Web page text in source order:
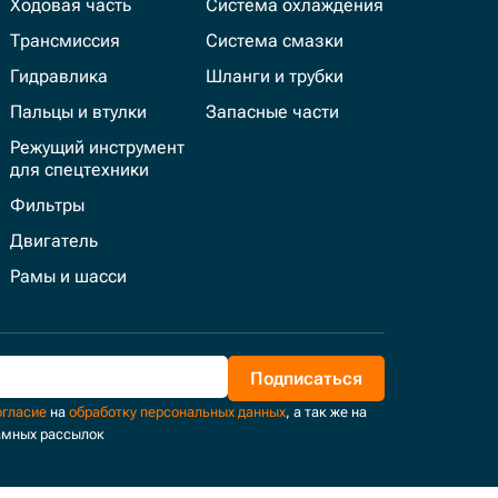
Ходовая часть
Трансмиссия
Гидравлика
Пальцы и втулки
Режущий инструмент
для спецтехники
Фильтры
Двигатель
Рамы и шасси
Система охлаждения
Система смазки
Шланги и трубки
Запасные части
Подписаться
на обработку персональных данных, а так же на
рассылок